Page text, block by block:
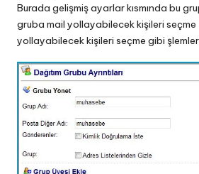
Burada gelişmiş ayarlar kısmında bu
gruba mail yollayabilecek kişileri seçme
yollayabilecek kişileri seçme gibi